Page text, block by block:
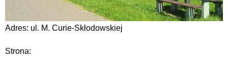
Adres: ul. M. Curie-Skłodowskiej
Strona: